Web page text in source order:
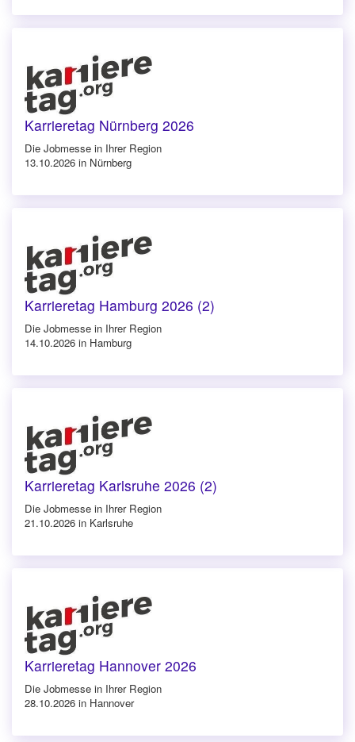
Karrieretag Nürnberg 2026
Die Jobmesse in Ihrer Region
13.10.2026 in Nürnberg
Karrieretag Hamburg 2026 (2)
Die Jobmesse in Ihrer Region
14.10.2026 in Hamburg
Karrieretag Karlsruhe 2026 (2)
Die Jobmesse in Ihrer Region
21.10.2026 in Karlsruhe
Karrieretag Hannover 2026
Die Jobmesse in Ihrer Region
28.10.2026 in Hannover